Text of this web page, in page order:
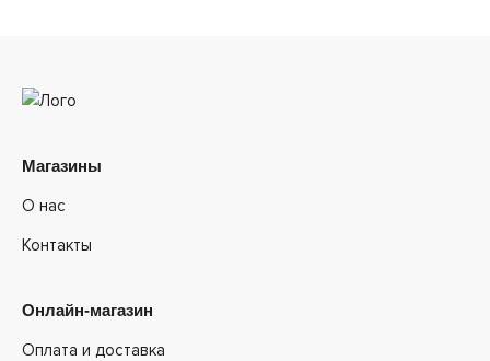
Магазины
О нас
Контакты
Онлайн-магазин
Оплата и доставка